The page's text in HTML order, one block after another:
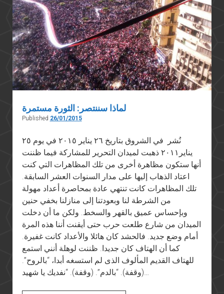
لماذا سننتصر: الثورة مستمرة
Published 26/01/2015
نُشر في الشروق بتاريخ ٢٦ يناير ٢٠١٥ في يوم ٢٥
يناير٢٠١١ ذهبت لميدان التحرير للمشاركة فيما ظننت
أنها ستكون مظاهرة أخرى من تلك المظاهرات التي كنت
اعتاد الذهاب إليها على مدار السنوات العشر السابقة.
تلك المظاهرات كانت تنتهي عادة بمحاصرة أعداد مهولة
من الشرطة لنا وبعودتنا إلى منازلنا بخفي حنين
وبإحساس عميق بالقهر والسخط. ولكن ما أن دخلت
الميدان من شارع طلعت حرب حتى أيقنت أننا هذه المرة
أمام وضع جديد. فالحشد كان هائلا والأعداد كانت غفيرة.
كما أن الهتاف كان جديدا. ظننت لوهلة أنني استمع
للهتاف القديم المألوف الذى لم استسغه أبدا، “بالروح”.